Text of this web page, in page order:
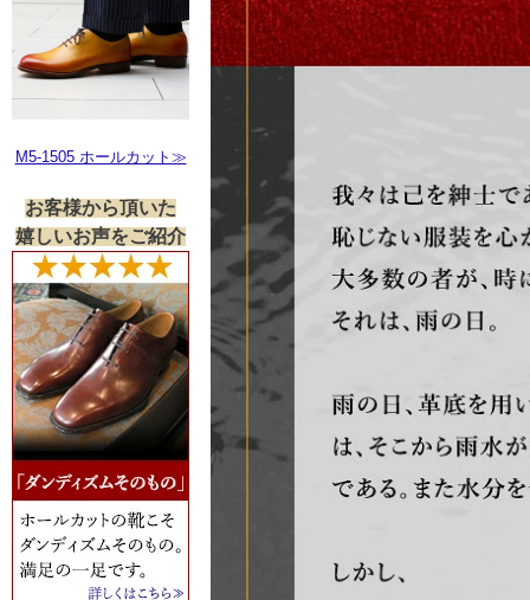
M5-1505 ホールカット≫
お客様から頂いた
嬉しいお声をご紹介